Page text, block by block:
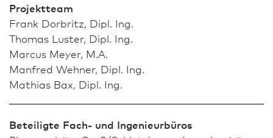
Projektteam
Frank Dorbritz, Dipl. Ing.
Thomas Luster, Dipl. Ing.
Marcus Meyer, M.A.
Manfred Wehner, Dipl. Ing.
Mathias Bax, Dipl. Ing.
Beteiligte Fach- und Ingenieurbüros